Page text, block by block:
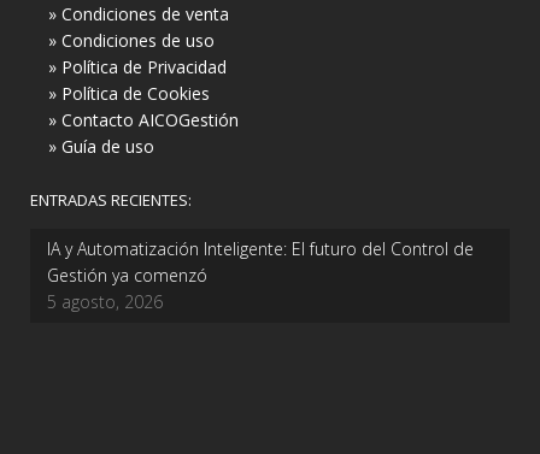
» Condiciones de venta
» Condiciones de uso
» Política de Privacidad
» Política de Cookies
» Contacto AICOGestión
» Guía de uso
ENTRADAS RECIENTES:
IA y Automatización Inteligente: El futuro del Control de
Gestión ya comenzó
5 agosto, 2026